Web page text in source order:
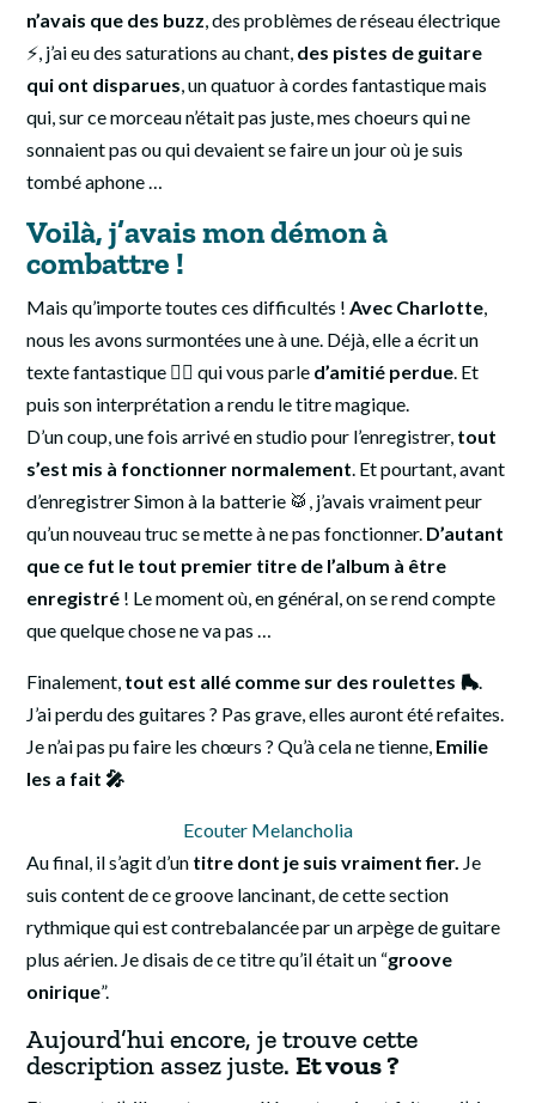
n’avais que des buzz, des problèmes de réseau électrique
⚡, j’ai eu des saturations au chant, des pistes de guitare
qui ont disparues, un quatuor à cordes fantastique mais
qui, sur ce morceau n’était pas juste, mes choeurs qui ne
sonnaient pas ou qui devaient se faire un jour où je suis
tombé aphone …
Voilà, j’avais mon démon à
combattre !
Mais qu’importe toutes ces difficultés !Avec Charlotte,
nous les avons surmontées une à une. Déjà, elle a écrit un
texte fantastique ✍🏻 qui vous parle d’amitié perdue. Et
puis son interprétation a rendu le titre magique.
D’un coup, une fois arrivé en studio pour l’enregistrer, tout
s’est mis à fonctionner normalement. Et pourtant, avant
d’enregistrer Simon à la batterie 🥁, j’avais vraiment peur
qu’un nouveau truc se mette à ne pas fonctionner. D’autant
que ce fut le tout premier titre de l’album à être
enregistré ! Le moment où, en général, on se rend compte
que quelque chose ne va pas …
Finalement, tout est allé comme sur des roulettes 🛼.
J’ai perdu des guitares ? Pas grave, elles auront été refaites.
Je n’ai pas pu faire les chœurs ? Qu’à cela ne tienne, Emilie
les a fait 🎤
Ecouter Melancholia
Au final, il s’agit d’un titre dont je suis vraiment fier. Je
suis content de ce groove lancinant, de cette section
rythmique qui est contrebalancée par un arpège de guitare
plus aérien. Je disais de ce titre qu’il était un “groove
onirique”.
Aujourd’hui encore, je trouve cette
description assez juste.Et vous ?